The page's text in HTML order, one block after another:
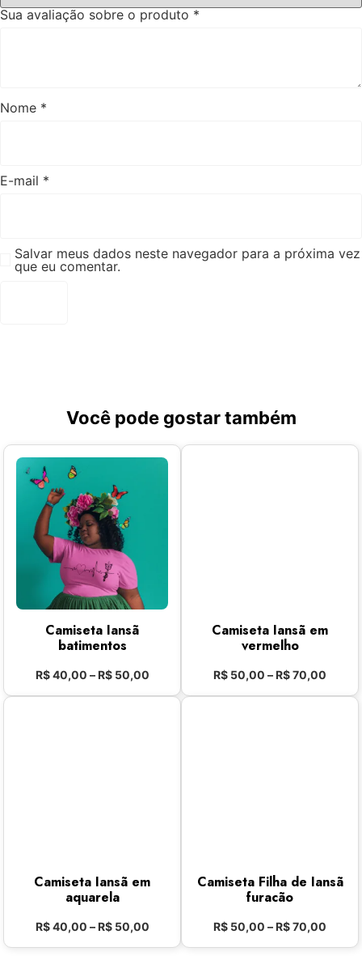
Sua avaliação sobre o produto *
Nome *
E-mail *
Salvar meus dados neste navegador para a próxima vez
que eu comentar.
Você pode gostar também
Camiseta Iansã
batimentos
R$40,00 – R$50,00
Camiseta Iansã em
vermelho
R$ 50,00 –R$70,00
Camiseta Iansã em
aquarela
R$40,00 – R$50,00
Camiseta Filha de Iansã
furacão
R$ 50,00 –R$70,00